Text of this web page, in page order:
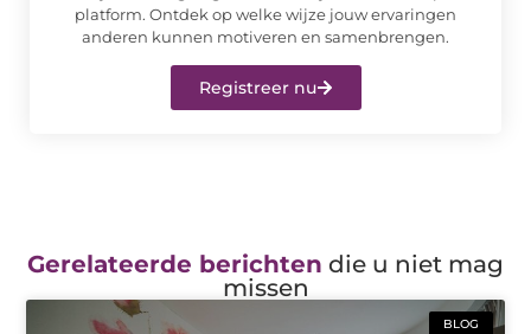
platform. Ontdek op welke wijze jouw ervaringen
anderen kunnen motiveren en samenbrengen.
Registreer nu
Gerelateerde berichten die u niet mag
missen
BLOG